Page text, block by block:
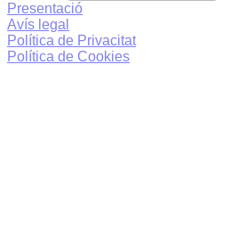
Presentació
Avís legal
Política de Privacitat
Política de Cookies